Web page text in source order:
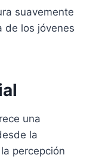
suavemente
de los jóvenes
una
la
percepción